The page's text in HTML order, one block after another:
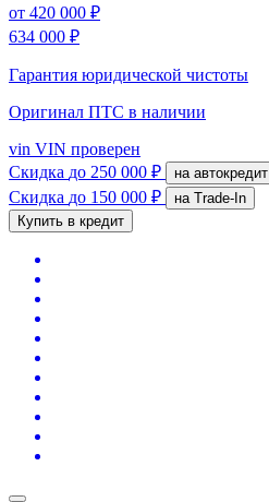
от 420 000 ₽
634 000 ₽
Гарантия юридической чистоты
Оригинал ПТС в наличии
vin VIN проверен
Скидка до 250 000 ₽ на автокредит
Скидка до 150 000 ₽
на Trade-In
Купить в кредит